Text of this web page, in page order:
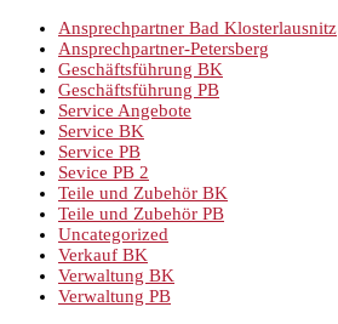
Ansprechpartner Bad Klosterlausnitz
Ansprechpartner-Petersberg
Geschäftsführung BK
Geschäftsführung PB
Service Angebote
Service BK
Service PB
Sevice PB 2
Teile und Zubehör BK
Teile und Zubehör PB
Uncategorized
Verkauf BK
Verwaltung BK
Verwaltung PB